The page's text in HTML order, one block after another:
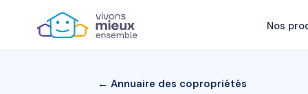
Nos
← Annuaire des copropriétés